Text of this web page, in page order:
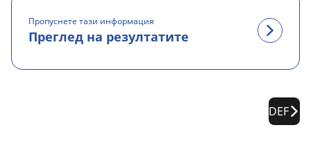
Пропуснете тази информация
Преглед на резултатите
DEF